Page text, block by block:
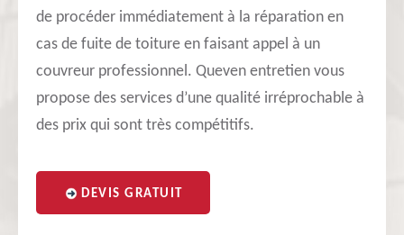
de procéder immédiatement à la réparation en
cas de fuite de toiture en faisant appel à un
couvreur professionnel. Queven entretien vous
propose des services d’une qualité irréprochable à
des prix qui sont très compétitifs.
DEVIS GRATUIT